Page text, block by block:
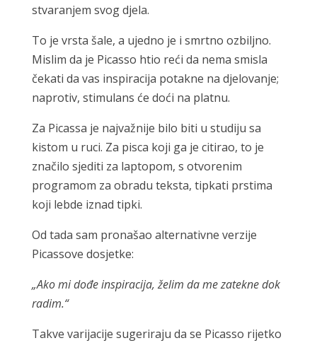
stvaranjem svog djela.
To je vrsta šale, a ujedno je i smrtno ozbiljno.
Mislim da je Picasso htio reći da nema smisla
čekati da vas inspiracija potakne na djelovanje;
naprotiv, stimulans će doći na platnu.
Za Picassa je najvažnije bilo biti u studiju sa
kistom u ruci. Za pisca koji ga je citirao, to je
značilo sjediti za laptopom, s otvorenim
programom za obradu teksta, tipkati prstima
koji lebde iznad tipki.
Od tada sam pronašao alternativne verzije
Picassove dosjetke:
„Ako mi dođe inspiracija, želim da me zatekne dok
radim.“
Takve varijacije sugeriraju da se Picasso rijetko